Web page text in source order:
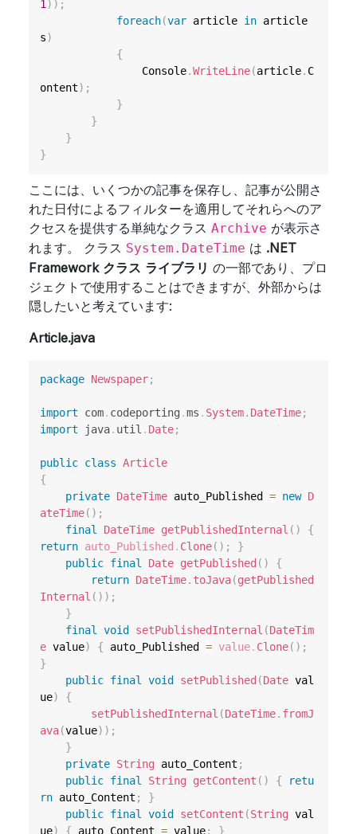
1 ) ) ;
foreach(var article in article
s)
{
                Console
.WriteLine(article. C
ontent) ;
}
}
}
}
ここには、いくつかの記事を保存し、記事が公開さ
れた日付によるフィルターを適用してそれらへのア
クセスを提供する単純なクラス Archive が表示さ
れます。 クラス System.DateTime は .NET
Framework クラス ライブラリ の一部であり、プロ
ジェクトで使用することはできますが、外部からは
隠したいと考えています:
Article.java
package Newspaper;
import com. codeporting .ms . System. DateTime;
import
java. util . Date;
public class Article
{
private DateTime auto_Published = new D
ateTime( ) ;
final
DateTime getPublishedInternal ( )
{
return auto_Published . Clone( ) ;
}
public final Date getPublished ( )
{
return DateTime. toJava(getPublished
Internal ( ) ) ;
}
final
void setPublishedInternal (DateTim
e value) { auto_Published = value. Clone( ) ;
}
public final void setPublished (Date val
ue)
{
setPublishedInternal (DateTime. fromJ
ava(value) ) ;
}
private String auto_Content ;
public final String getContent ( ) {
retu
rn auto_Content ;
}
public final void setContent (String val
ue) { auto_Content = value; }